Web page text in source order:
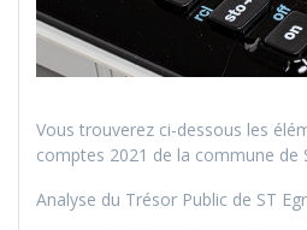
Vous trouverez ci-dessous les
comptes 2021 de la commune de
Analyse du Trésor Public de ST